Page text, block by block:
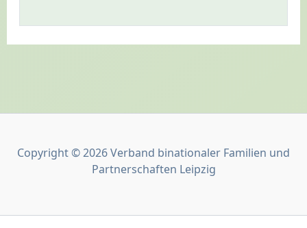
Copyright © 2026 Verband binationaler Familien und
Partnerschaften Leipzig